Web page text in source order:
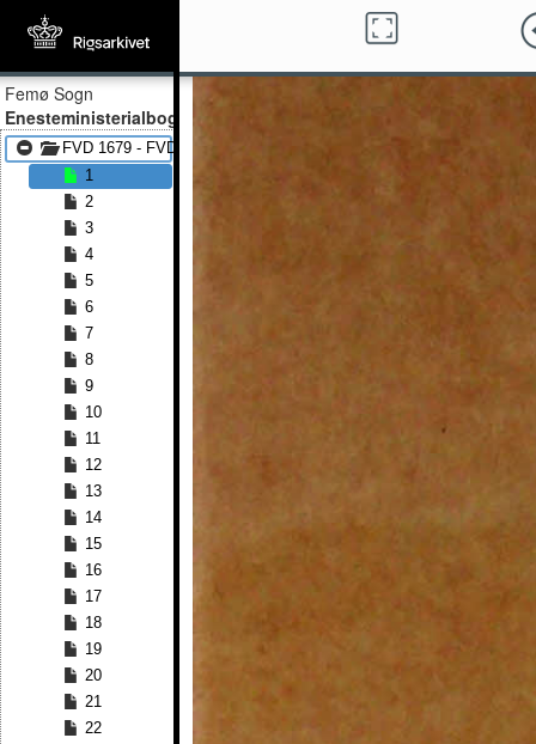
Femø Sogn
Enesteministerialbog
FVD 1679 - FVD 1755
1
2
3
4
5
6
7
8
9
10
11
12
13
14
15
16
17
18
19
20
21
22